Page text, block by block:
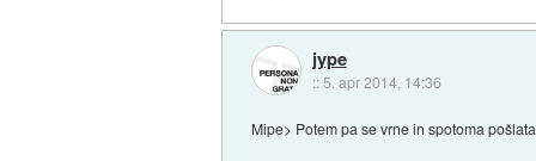
jype
:: 5. apr 2014, 14:36
Mipe> Potem pa se vrne in spotoma